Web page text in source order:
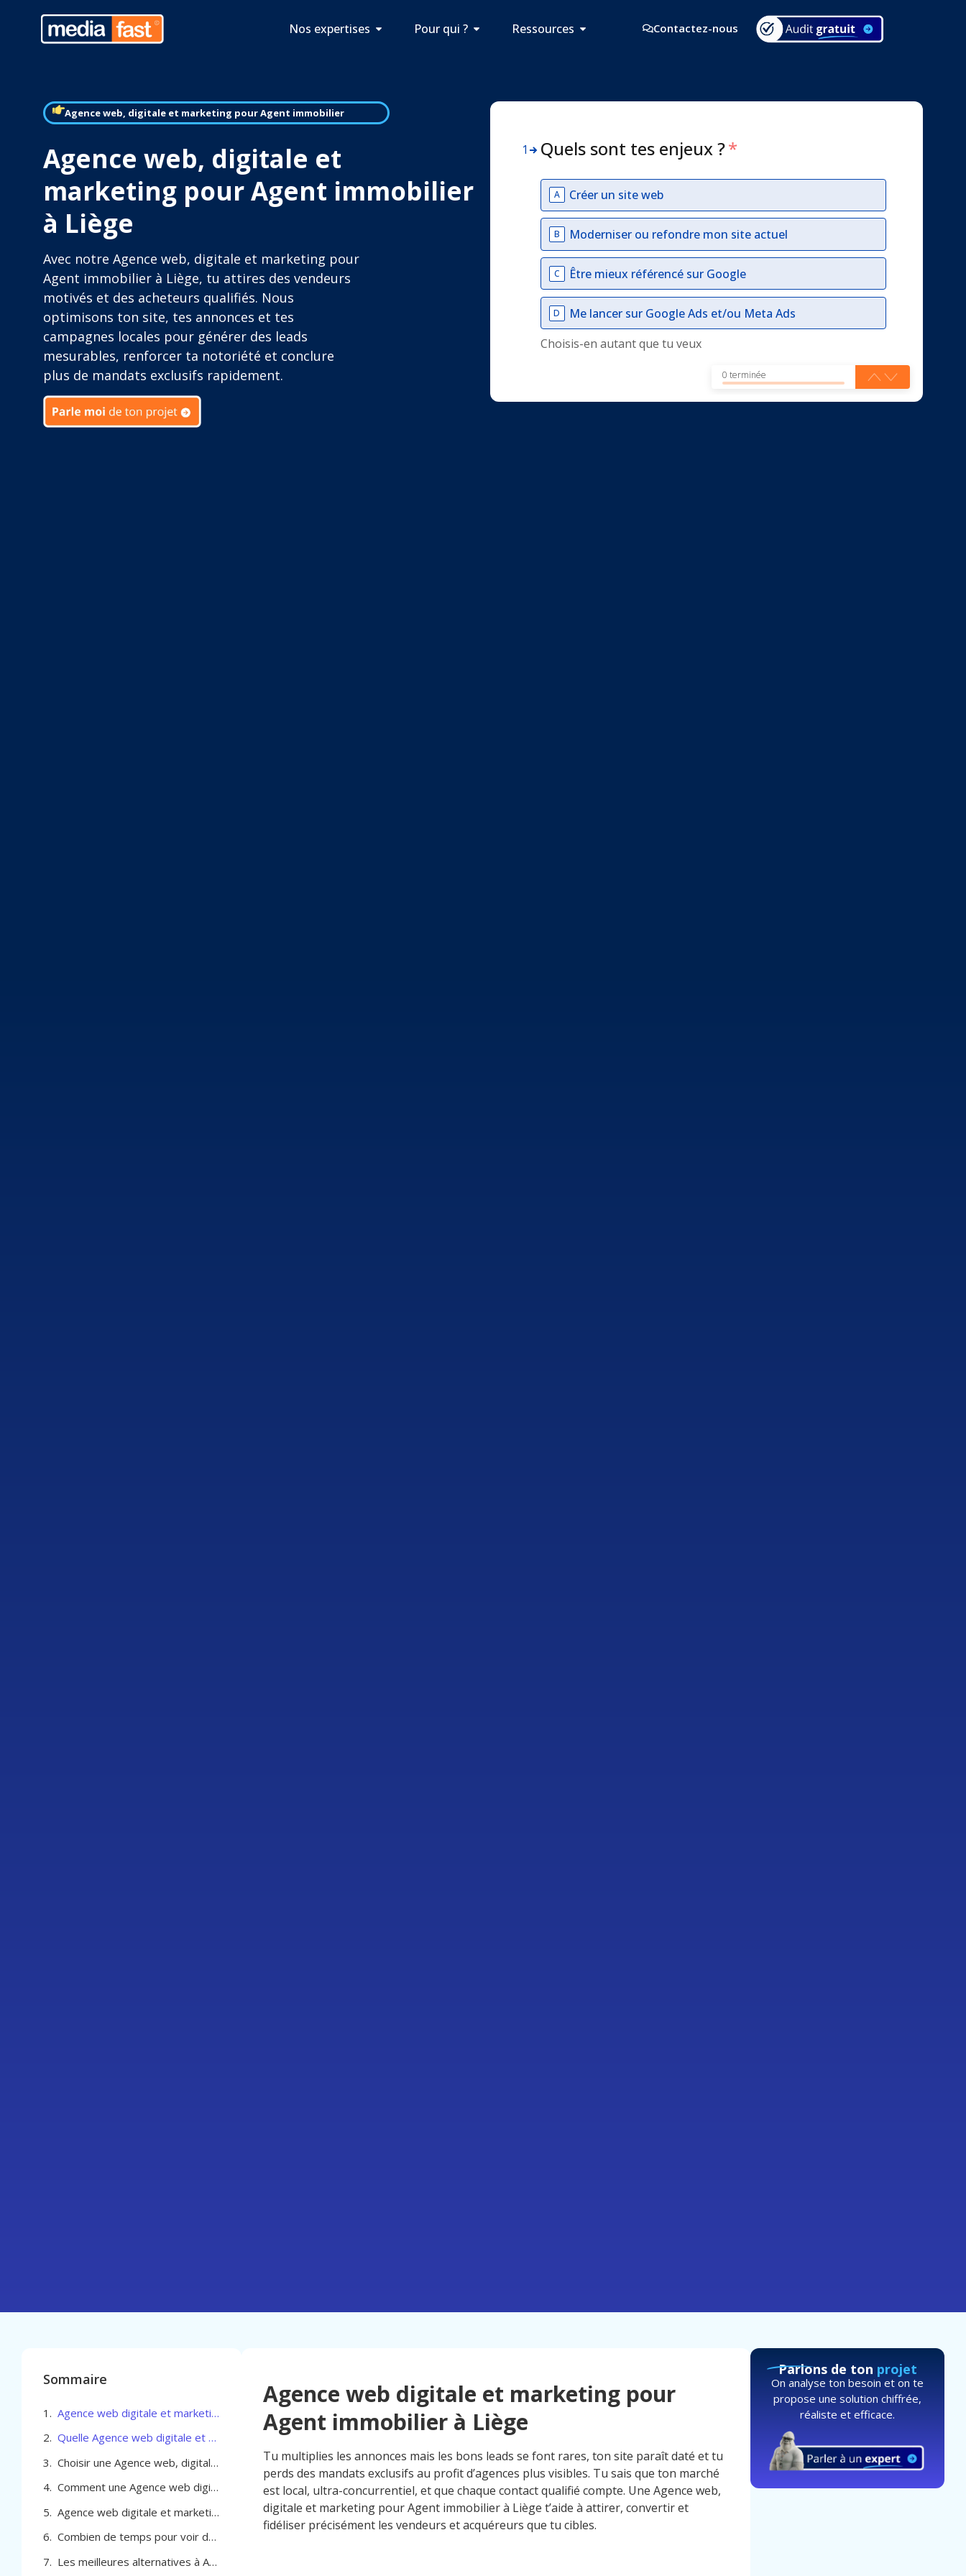
Nos expertises Pour qui ? Ressources Contactez-nous
Agence web, digitale et marketing pour Agent immobilier
Agence web, digitale et
marketing pour Agent immobilier
à Liège
Avec notre Agence web, digitale et marketing pour
Agent immobilier à Liège, tu attires des vendeurs
motivés et des acheteurs qualifiés. Nous
optimisons ton site, tes annonces et tes
campagnes locales pour générer des leads
mesurables, renforcer ta notoriété et conclure
plus de mandats exclusifs rapidement.
1 Quels sont tes enjeux ?*
A Créer un site web
B Moderniser ou refondre mon site actuel
C Être mieux référencé sur Google
D
Me lancer sur Google Ads et/ou Meta Ads
Choisis-en autant que tu veux
0 terminée
Sommaire
Agence web digitale et marketing pour Agent immobilier à Liège
Quelle Agence web digitale et marketing pour Agent immobilier à Liège choisir
Choisir une Agence web, digitale et marketing pour Agent immobilier à Liège
Comment une Agence web digitale et marketing pour Agent immobilier à Liège accélère vos ventes
Agence web digitale et marketing pour Agent immobilier à Liège
Combien de temps pour voir des résultats avec une agence web digitale et marketing à Liège
Les meilleures alternatives à Agence web, digitale et marketing pour Agent immobilier à Liège
Agence web digitale et marketing pour
Agent immobilier à Liège
Tu multiplies les annonces mais les bons leads se font rares, ton site paraît daté et tu
perds des mandats exclusifs au profit d’agences plus visibles. Tu sais que ton marché
est local, ultra-concurrentiel, et que chaque contact qualifié compte. Une Agence web,
digitale et marketing pour Agent immobilier à Liège t’aide à attirer, convertir et
fidéliser précisément les vendeurs et acquéreurs que tu cibles.
Parlons de ton projet
On analyse ton besoin et on te
propose une solution chiffrée,
réaliste et efficace.